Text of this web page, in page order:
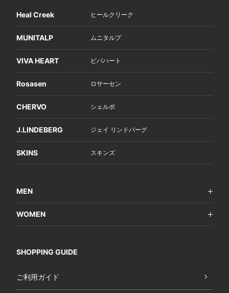
Heal Creek ヒールクリーク
MUNITALP ムニタルプ
VIVA HEART ビバハート
Rosasen ロサーセン
CHERVO シェルボ
J.LINDEBERG ジェイ リンドバーグ
SKINS スキンズ
MEN
WOMEN
SHOPPING GUIDE
ご利用ガイド